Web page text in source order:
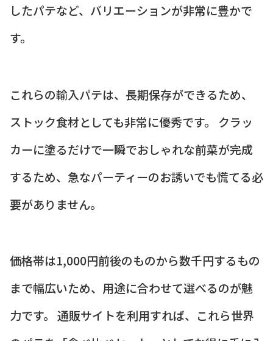
したパテなど、バリエーションが非常に豊かで
す。
これらの輸入パテは、長期保存ができるため、
ストック食材としても非常に優秀です。 クラッ
カーに塗るだけで一瞬でおしゃれな前菜が完成
するため、急なパーティーのお誘いでも慌てる必
要がありません。
価格帯は1,000円前後のものから数千円するもの
まで幅広いため、用途に合わせて選べるのが魅
力です。 通販サイトを利用すれば、これら世界